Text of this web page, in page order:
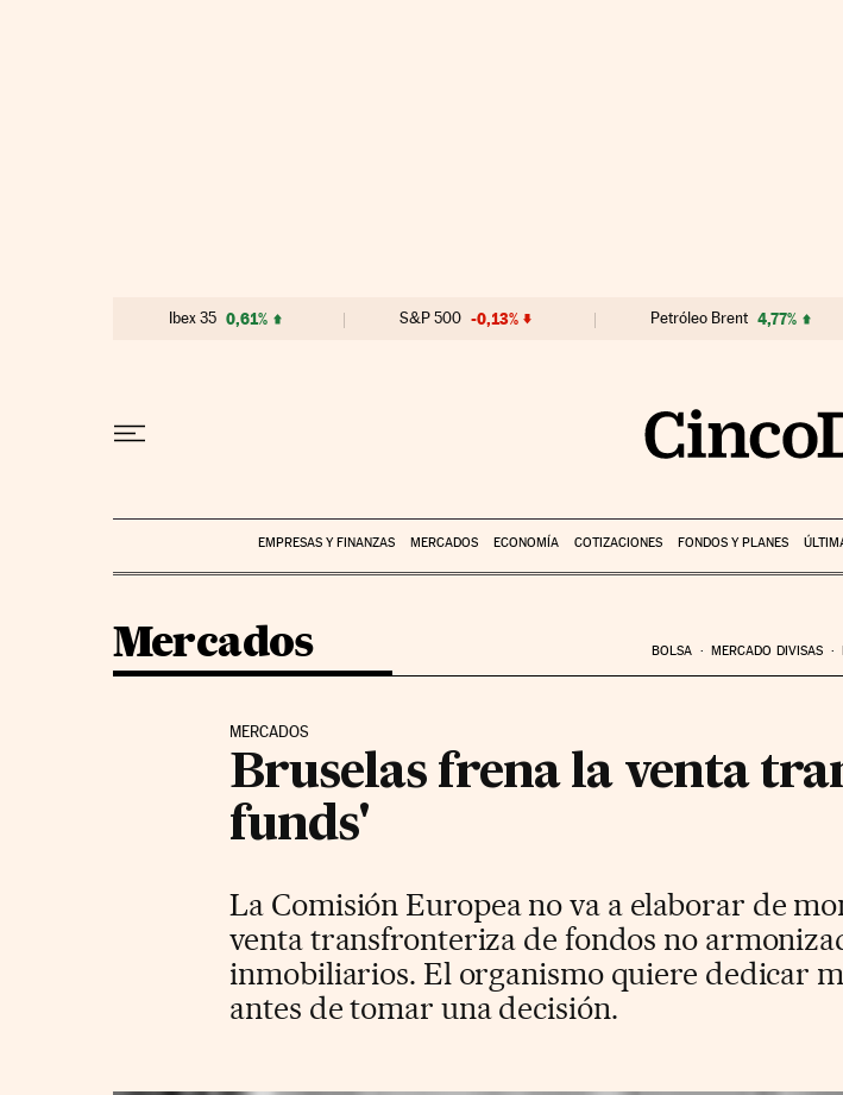
Ibex 35 0,61% S&P 500 -0,13% Petróleo Brent 4,77%
EMPRESAS Y FINANZAS MERCADOS ECONOMÍA COTIZACIONES FONDOS Y PLANES
Mercados BOLSA MERCADO DIVISAS
MERCADOS
Bruselas frena la venta
funds'
La Comisión Europea no va a elaborar de
venta transfronteriza de fondos no
inmobiliarios. El organismo quiere dedicar
antes de tomar una decisión.